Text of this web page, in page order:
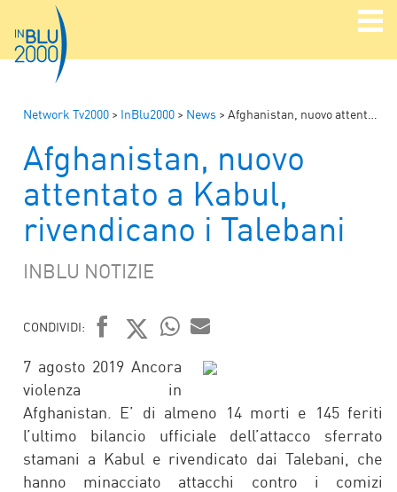
Network Tv2000 > InBlu2000 > News > Afghanistan, nuovo attentato a Kabul, rivendicano i Talebani
Afghanistan, nuovo
attentato a Kabul,
rivendicano i Talebani
INBLU NOTIZIE
CONDIVIDI:
FACEBOOK
TWITTER
WHATSAPP
MAIL
7 agosto 2019 Ancora
violenza in
Afghanistan. E’ di almeno 14 morti e 145 feriti
l’ultimo bilancio ufficiale dell’attacco sferrato
stamani a Kabul e rivendicato dai Talebani, che
hanno minacciato attacchi contro i comizi